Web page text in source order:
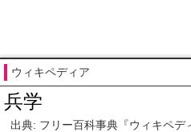
ウィキペディア
兵学
出典: フリー百科事典『ウィキペ